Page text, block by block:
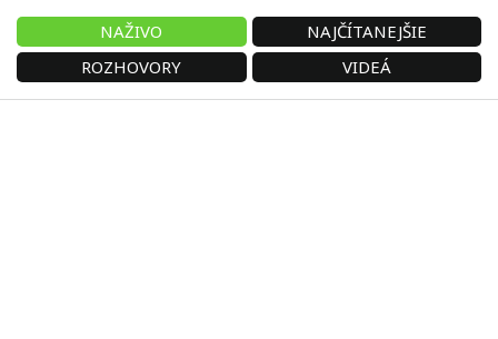
NAŽIVO
NAJČÍTANEJŠIE
ROZHOVORY
VIDEÁ